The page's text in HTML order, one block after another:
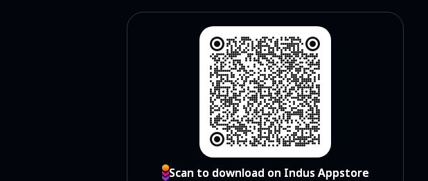
Scan to download on Indus Appstore
Scan to download on Indus Appstore